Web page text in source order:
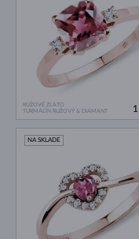
RUŽOVÉ ZLATO
TURMALÍN RUŽOVÝ & DIAMANT
NA SKLADE